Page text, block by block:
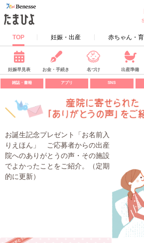
TOP 妊娠・出産 赤ちゃん・
妊娠早見表 お金・手続き 名づけ 出産準備
雑誌・書籍 アプリ SNS
お誕生記念プレゼント「お名前入
りえほん」 ご応募者からの出産
院へのありがとうの声・その施設
でよかったことをご紹介。（定期
的に更新）